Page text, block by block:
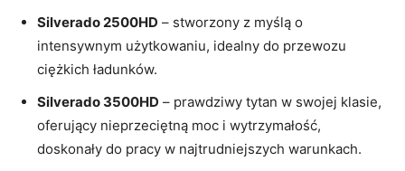
Silverado 2500HD – stworzony z myślą o
intensywnym użytkowaniu, idealny do przewozu
ciężkich ładunków.
Silverado 3500HD – prawdziwy tytan w swojej klasie,
oferujący nieprzeciętną moc i wytrzymałość,
doskonały do pracy w najtrudniejszych warunkach.